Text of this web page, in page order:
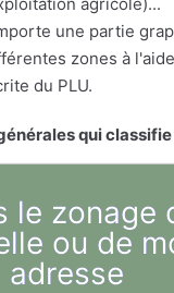
une partie
zones à
du PLU.
qui
le zonage
ou de
adresse